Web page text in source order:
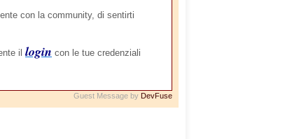
con la community, di sentirti
il login con le tue credenziali
Guest Message by DevFuse